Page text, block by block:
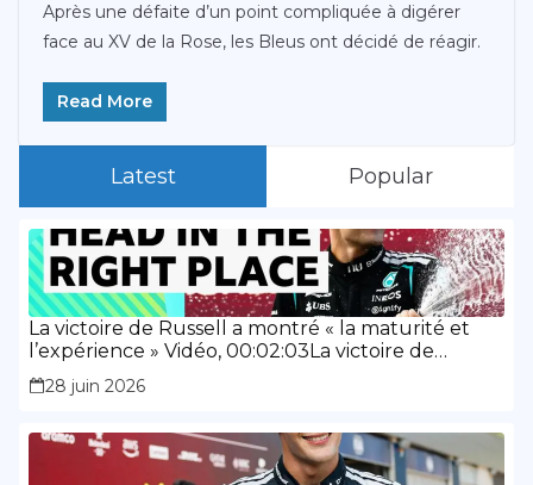
Après une défaite d’un point compliquée à digérer
face au XV de la Rose, les Bleus ont décidé de réagir.
Read More
Latest Popular
La victoire de Russell a montré « la maturité et
l’expérience » Vidéo, 00:02:03La victoire de
Russell a montré « la maturité et l’expérience »
28 juin 2026